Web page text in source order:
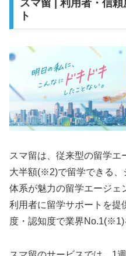
スマ留 | 利用者・信
ト
スマ留は、従来型の留学エ
大半額(※2)で留学できる、
体系が魅力の留学エージェ
利用者に留学サポートを提
度・認知度で業界No.1(※1)